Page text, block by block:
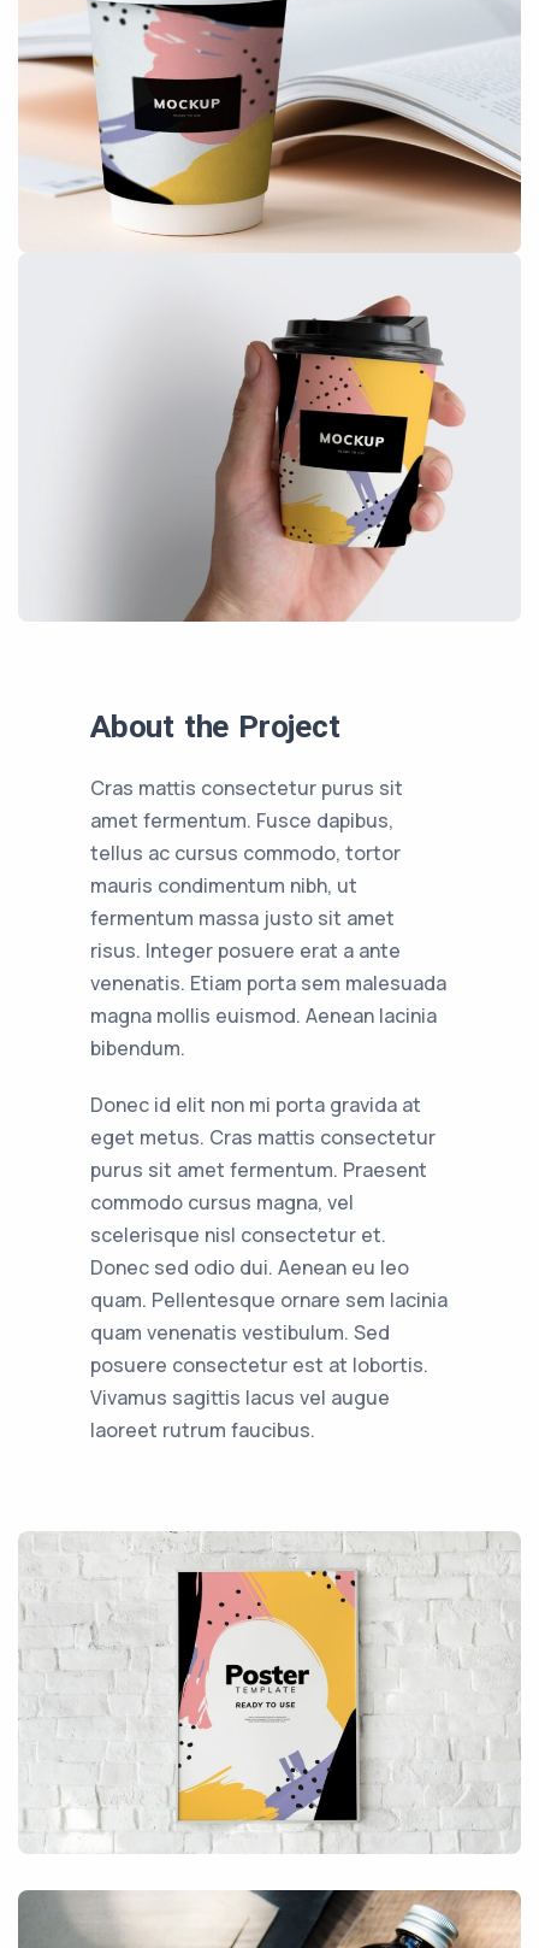
About the Project
Cras mattis consectetur purus sit
amet fermentum. Fusce dapibus,
tellus ac cursus commodo, tortor
mauris condimentum nibh, ut
fermentum massa justo sit amet
risus. Integer posuere erat a ante
venenatis. Etiam porta sem malesuada
magna mollis euismod. Aenean lacinia
bibendum.
Donec id elit non mi porta gravida at
eget metus. Cras mattis consectetur
purus sit amet fermentum. Praesent
commodo cursus magna, vel
scelerisque nisl consectetur et.
Donec sed odio dui. Aenean eu leo
quam. Pellentesque ornare sem lacinia
quam venenatis vestibulum. Sed
posuere consectetur est at lobortis.
Vivamus sagittis lacus vel augue
laoreet rutrum faucibus.